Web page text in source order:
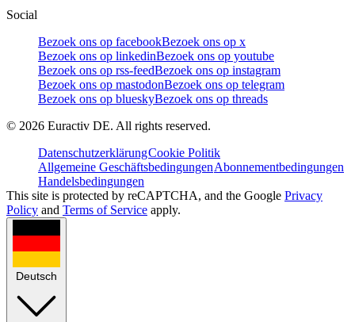
Social
Bezoek ons op facebookBezoek ons op x
Bezoek ons op linkedinBezoek ons op youtube
Bezoek ons op rss-feedBezoek ons op instagram
Bezoek ons op mastodonBezoek ons op telegram
Bezoek ons op blueskyBezoek ons op threads
© 2026 Euractiv DE. All rights reserved.
DatenschutzerklärungCookie Politik
Allgemeine GeschäftsbedingungenAbonnementbedingungen
Handelsbedingungen
This site is protected by reCAPTCHA, and the Google Privacy
Policy and Terms of Service apply.
Deutsch